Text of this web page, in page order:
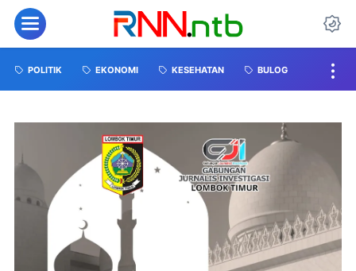
POLITIK EKONOMI KESEHATAN BULOG